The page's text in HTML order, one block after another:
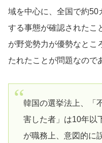
域を中心に、全国で約50
する事態が確認されたこ
が野党勢力が優勢なとこ
たれたことが問題なので
韓国の選挙法上、「
害した者」は10年以
が職務上、意図的に